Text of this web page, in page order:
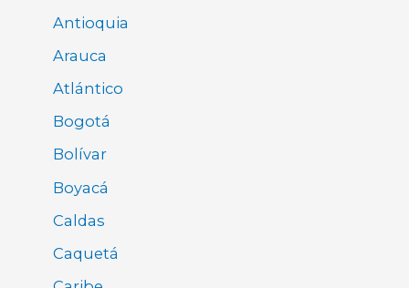
Antioquia
Arauca
Atlántico
Bogotá
Bolívar
Boyacá
Caldas
Caquetá